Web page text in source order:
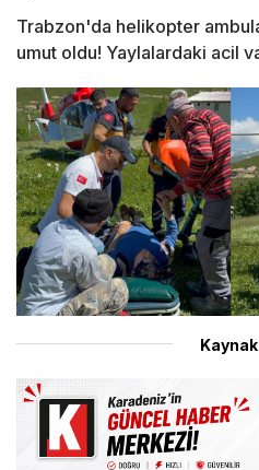
Trabzon'da helikopter
umut oldu! Yaylalardaki acil